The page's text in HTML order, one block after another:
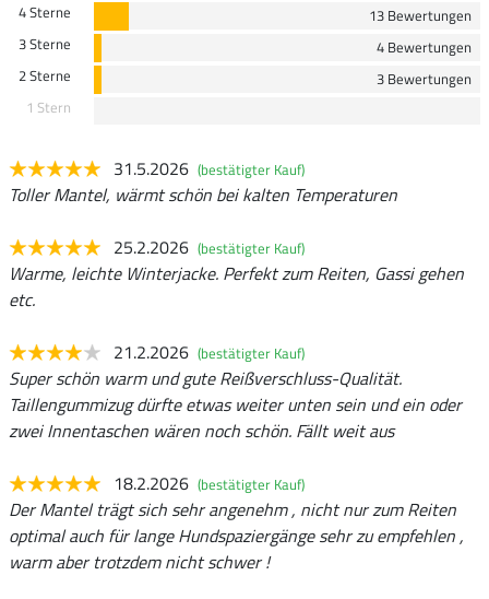
4 Sterne
13 Bewertungen
3 Sterne
4 Bewertungen
2 Sterne
3 Bewertungen
1 Stern
31.5.2026 (bestätigter Kauf)
Toller Mantel, wärmt schön bei kalten Temperaturen
25.2.2026 (bestätigter Kauf)
Warme, leichte Winterjacke. Perfekt zum Reiten, Gassi gehen
etc.
21.2.2026 (bestätigter Kauf)
Super schön warm und gute Reißverschluss-Qualität.
Taillengummizug dürfte etwas weiter unten sein und ein oder
zwei Innentaschen wären noch schön. Fällt weit aus
18.2.2026 (bestätigter Kauf)
Der Mantel trägt sich sehr angenehm , nicht nur zum Reiten
optimal auch für lange Hundspaziergänge sehr zu empfehlen ,
warm aber trotzdem nicht schwer !